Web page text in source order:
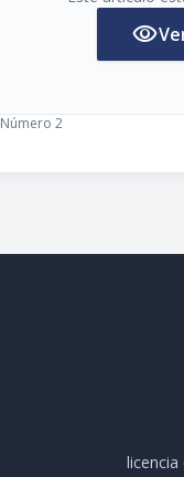
visibility
Número 2